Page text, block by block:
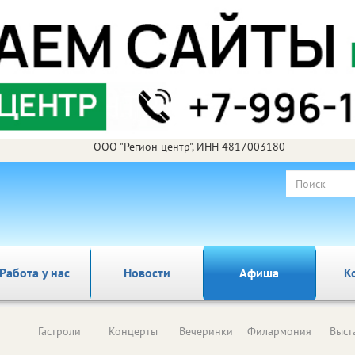
ООО "Регион центр", ИНН 4817003180
у нас Новости Афиша
Гастроли Концерты Вечеринки Филармония